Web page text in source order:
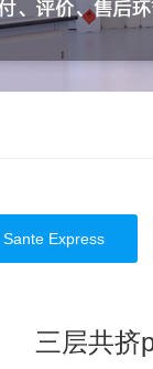
Sante Express
三层共挤